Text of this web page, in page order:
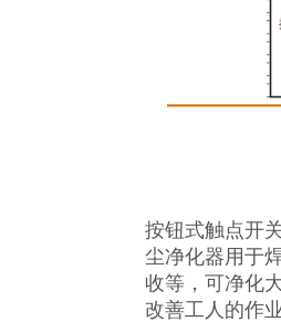
按钮式触点开
尘净化器用于
收等，可净化
改善工人的作